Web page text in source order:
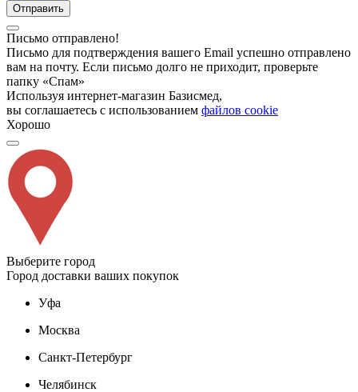
Отправить
Письмо отправлено!
Письмо для подтверждения вашего Email успешно отправлено
вам на почту. Если письмо долго не приходит, проверьте
папку «Спам»
Используя интернет-магазин Базисмед,
вы соглашаетесь с использованием файлов cookie
Хорошо
Выберите город
Город доставки ваших покупок
Уфа
Москва
Санкт-Петербург
Челябинск